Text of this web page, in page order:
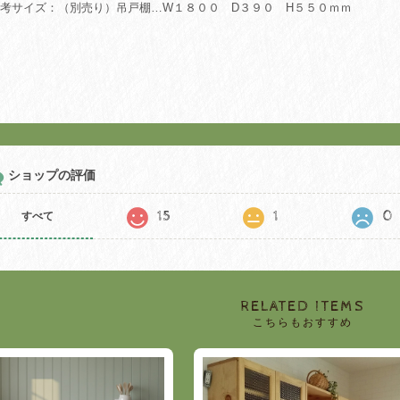
サイズ：（別売り）吊戸棚…W１８００ D３９０ H５５０ｍｍ
ショップの評価
すべて 15 1 0
RELATED ITEMS
こちらもおすすめ